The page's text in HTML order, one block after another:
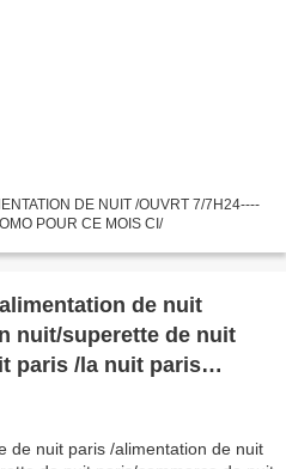
DE NUIT /OUVRT 7/7H24-‐--
POUR CE MOIS CI/
de nuit
nuit/superette de nuit
paris /la nuit paris